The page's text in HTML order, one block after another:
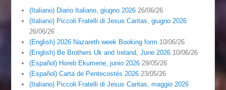
(Italiano) Diario Italiano, giugno 2026 26/06/26
(Italiano) Piccoli Fratelli di Jesus Caritas, giugno 2026
26/06/26
(English) 2026 Nazareth week Booking form 10/06/26
(English) Be Brothers Uk and Ireland, June 2026 10/06/26
(Español) Horeb Ekumene, junio 2026 29/05/26
(Español) Carta de Pentecostés 2026 23/05/26
(Italiano) Piccoli Fratelli di Jesus Caritas, maggio 2026